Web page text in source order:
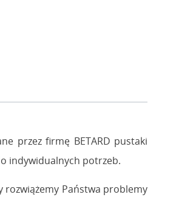
przez firmę BETARD pustaki
indywidualnych potrzeb.
rozwiążemy Państwa problemy